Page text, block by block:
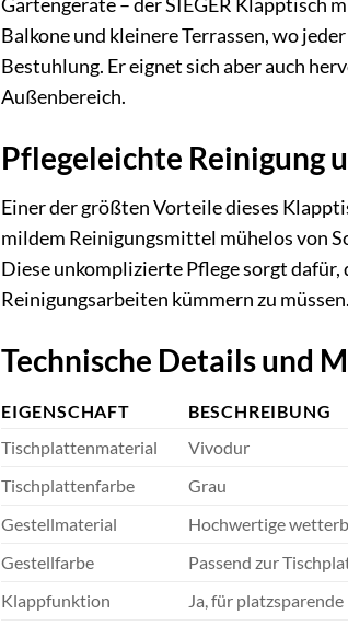
Gartengeräte – der SIEGER Klapptisch
Balkone und kleinere Terrassen, wo
Bestuhlung. Er eignet sich aber auch
Außenbereich.
Pflegeleichte Reinigung
Einer der größten Vorteile dieses
mildem Reinigungsmittel mühelos von
Diese unkomplizierte Pflege sorgt dafür,
Reinigungsarbeiten kümmern zu müssen.
Technische Details und
EIGENSCHAFT
BESCHREIBUNG
Tischplattenmaterial
Vivodur
Tischplattenfarbe
Grau
Gestellmaterial
Hochwertige
Gestellfarbe
Passend zur
Klappfunktion
Ja, für